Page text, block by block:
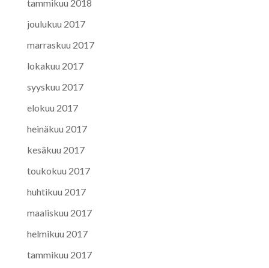
tammikuu 2018
joulukuu 2017
marraskuu 2017
lokakuu 2017
syyskuu 2017
elokuu 2017
heinäkuu 2017
kesäkuu 2017
toukokuu 2017
huhtikuu 2017
maaliskuu 2017
helmikuu 2017
tammikuu 2017